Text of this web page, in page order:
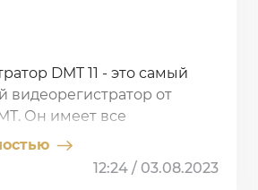
DMT 11 - это самый
видеорегистратор от
Он имеет все
функции для
использования:
GPS, Wi-Fi, 4G, экран,
12:24 / 03.08.2023